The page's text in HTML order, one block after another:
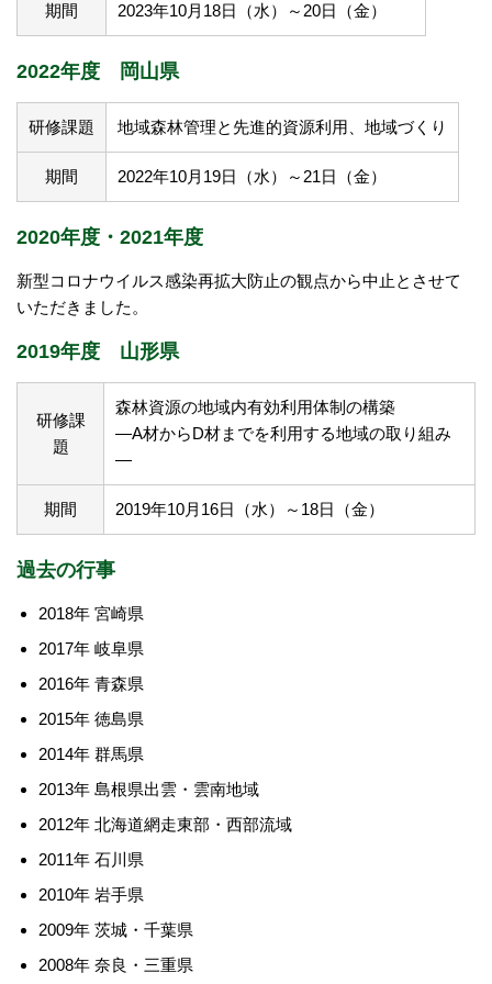
期間 2023年10月18日（水）～20日（金）
2022年度 岡山県
研修課題 地域森林管理と先進的資源利用、地域づくり
期間 2022年10月19日（水）～21日（金）
2020年度・2021年度
新型コロナウイルス感染再拡大防止の観点から中止とさせて
いただきました。
2019年度 山形県
研修課
題
森林資源の地域内有効利用体制の構築
―A材からD材までを利用する地域の取り組み
―
期間 2019年10月16日（水）～18日（金）
過去の行事
2018年 宮崎県
2017年 岐阜県
2016年 青森県
2015年 徳島県
2014年 群馬県
2013年 島根県出雲・雲南地域
2012年 北海道網走東部・西部流域
2011年 石川県
2010年 岩手県
2009年 茨城・千葉県
2008年 奈良・三重県